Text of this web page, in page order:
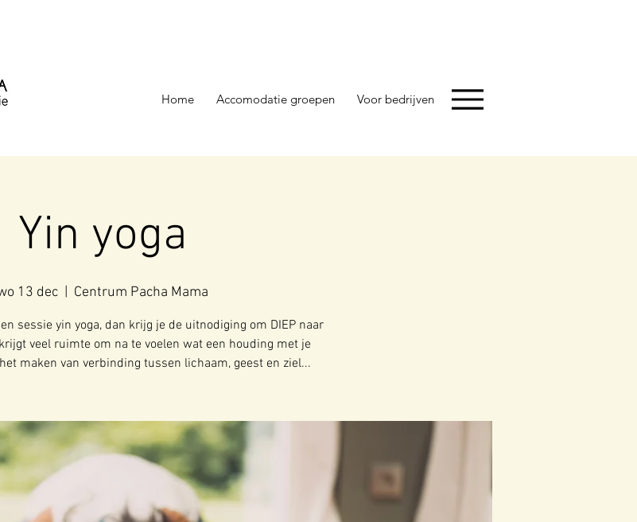
Home Accomodatie groepen Voor bedrijven
Yin yoga
13 dec Centrum Pacha Mama
sessie yin yoga, dan krijg je de uitnodiging om DIEP naar
veel ruimte om na te voelen wat een houding met je
maken van verbinding tussen lichaam, geest en ziel...